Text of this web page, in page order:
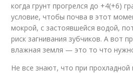
когда грунт прогрелся до +4(+6)
условие, чтобы почва в этот
мокрой, с застоявшейся водой,
риск загнивания зубчиков. А вот
влажная земля — это то что
Не все знают, что при прохладной